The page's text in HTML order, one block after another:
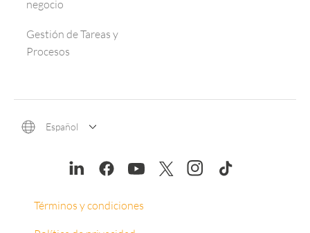
negocio
Gestión de Tareas y
Procesos
Español
Términos y condiciones